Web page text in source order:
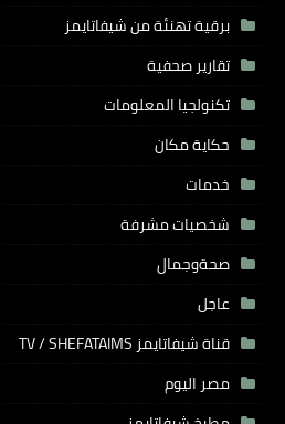
برقية تهنئة من شيفاتايمز
تقارير صحفية
تكنولجيا المعلومات
حكاية مكان
خدمات
شخصيات مشرفة
صحةوجمال
عاجل
قناة شيفاتايمز TV / SHEFATAIMS
مصر اليوم